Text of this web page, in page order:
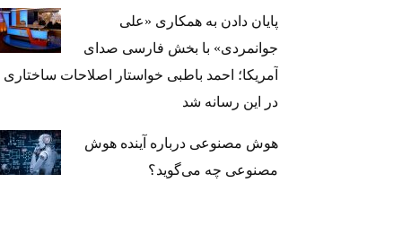
پایان دادن به همکاری «علی
جوانمردی» با بخش فارسی صدای
آمریکا؛ احمد باطبی خواستار اصلاحات ساختاری
در این رسانه شد
هوش مصنوعی درباره آینده هوش
مصنوعی چه می‌گوید؟